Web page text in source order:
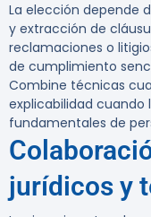
La elección depende
y extracción de
reclamaciones o
de cumplimiento
Combine técnicas
explicabilidad cuando
fundamentales de
jurídicos y